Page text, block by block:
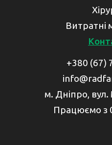
Витратні
+380 (67)
м. Дніпро,
Працюємо з